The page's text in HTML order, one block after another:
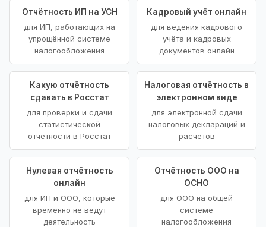
Отчётность ИП на УСН
для ИП, работающих на
упрощённой системе
налогообложения
Кадровый учёт онлайн
для ведения кадрового
учёта и кадровых
документов онлайн
Какую отчётность
сдавать в Росстат
для проверки и сдачи
статистической
отчётности в Росстат
Налоговая отчётность в
электронном виде
для электронной сдачи
налоговых деклараций и
расчётов
Нулевая отчётность
онлайн
для ИП и ООО, которые
временно не ведут
деятельность
Отчётность ООО на
ОСНО
для ООО на общей
системе
налогообложения